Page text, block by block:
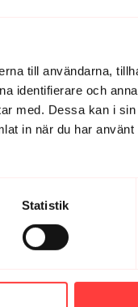
till användarna,
identifierare och
med. Dessa kan i
in när du har använt
Statistik